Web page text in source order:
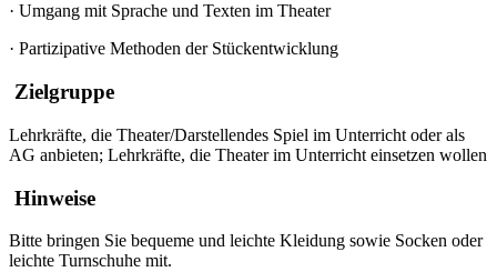
· Umgang mit Sprache und Texten im Theater
· Partizipative Methoden der Stückentwicklung
Zielgruppe
Lehrkräfte, die Theater/Darstellendes Spiel im Unterricht oder als
AG anbieten; Lehrkräfte, die Theater im Unterricht einsetzen wollen
Hinweise
Bitte bringen Sie bequeme und leichte Kleidung sowie Socken oder
leichte Turnschuhe mit.